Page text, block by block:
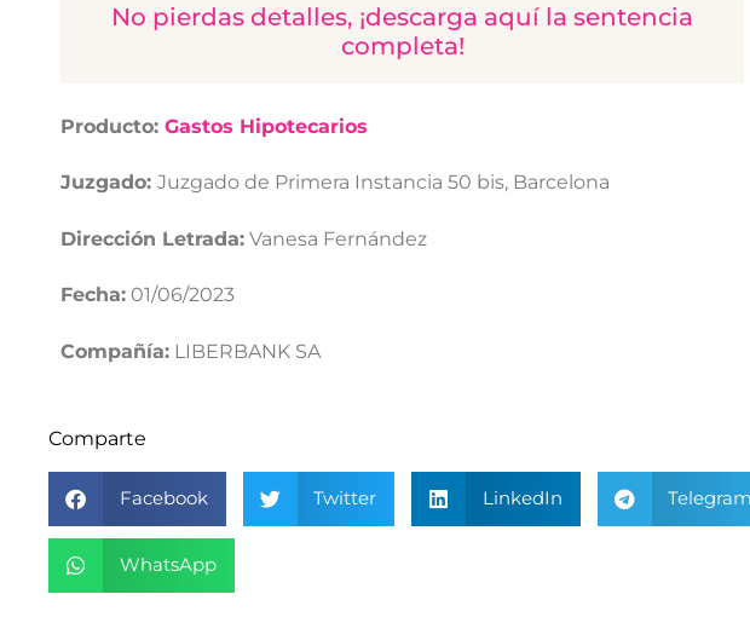
No pierdas detalles, ¡descarga aquí la sentencia
completa!
Producto: Gastos Hipotecarios
Juzgado: Juzgado de Primera Instancia 50 bis, Barcelona
Dirección Letrada: Vanesa Fernández
Fecha: 01/06/2023
Compañía: LIBERBANK SA
Comparte
Facebook Twitter LinkedIn Telegram
WhatsApp